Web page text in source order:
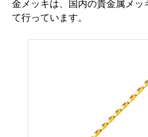
金メッキは、国内の貴金属メッ
て行っています。